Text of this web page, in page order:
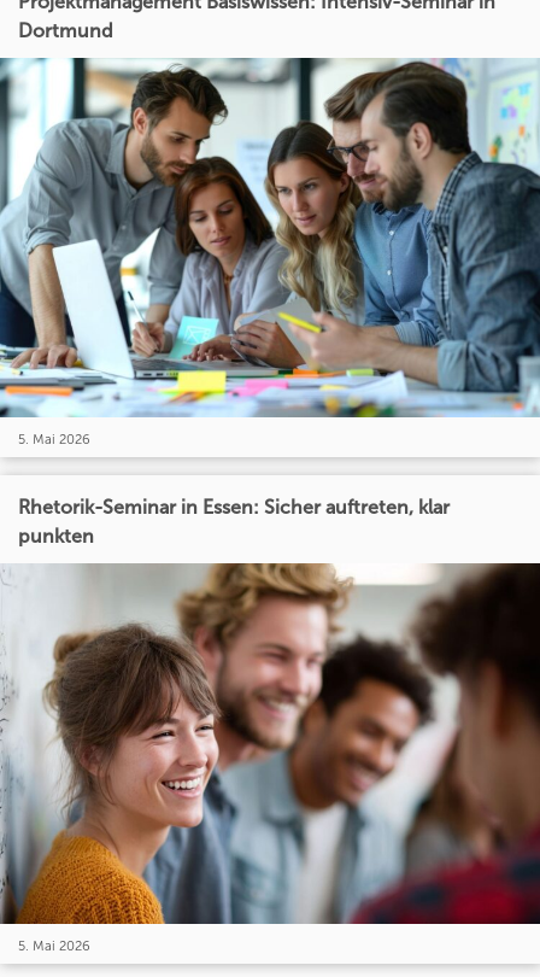
Dortmund
5. Mai 2026
Rhetorik-Seminar in Essen: Sicher auftreten, klar
punkten
5. Mai 2026